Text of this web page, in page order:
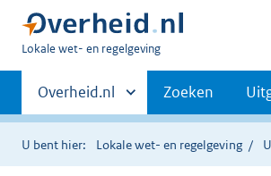
U
hier:
Lokale wet- en regelgeving
Primaire
navigatie
Andere
sites
binnen
Overheid.nl Zoeken
U bent hier: Lokale wet- en regelgeving